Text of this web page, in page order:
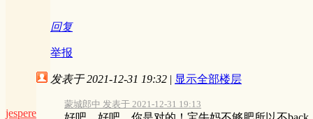
回复
举报
jespere
发表于 2021-12-31 19:32 | 显示全部楼层
蒙城郎中 发表于 2021-12-31 19:13